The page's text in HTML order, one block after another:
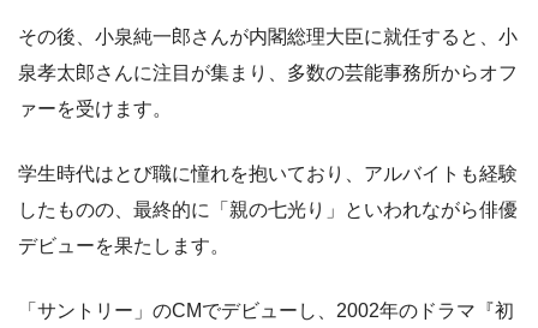
その後、小泉純一郎さんが内閣総理大臣に就任すると、小
泉孝太郎さんに注目が集まり、多数の芸能事務所からオフ
ァーを受けます。
学生時代はとび職に憧れを抱いており、アルバイトも経験
したものの、最終的に「親の七光り」といわれながら俳優
デビューを果たします。
「サントリー」のCMでデビューし、2002年のドラマ『初